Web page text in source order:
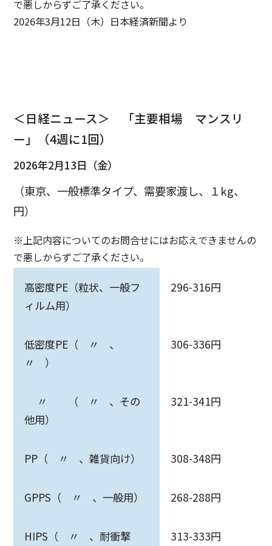
で悪しからずご了承ください。
2026年3月12日（木）日本経済新聞より
＜日経ニュース＞ 「主要相場 マンスリ
ー」（4週に1回）
2026年2月13日（金）
（東京、一般標準タイプ、需要家渡し、１kg、
円）
※上記内容についてのお問合せにはお応えできませんの
で悪しからずご了承ください。
高密度PE（粒状、一般フ
ィルム用）
296-316円
低密度PE（ 〃 、
〃 ）
306-336円
〃 （ 〃 、その
他用）
321-341円
PP（ 〃 、雑貨向け） 308-348円
GPPS（ 〃 、一般用） 268-288円
HIPS（ 〃 、耐衝撃
313-333円